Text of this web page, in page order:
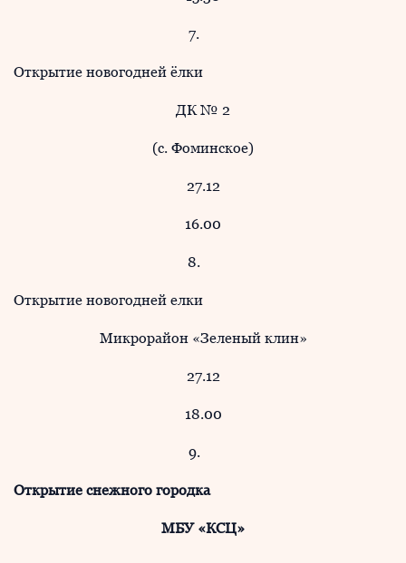
7.
Открытие новогодней ёлки
ДК № 2
(с. Фоминское)
27.12
16.00
8.
Открытие новогодней елки
Микрорайон «Зеленый клин»
27.12
18.00
9.
Открытие снежного городка
МБУ «КСЦ»